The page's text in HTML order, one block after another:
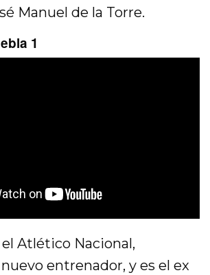
Manuel de la Torre.
1
Atlético Nacional,
entrenador, y es el ex